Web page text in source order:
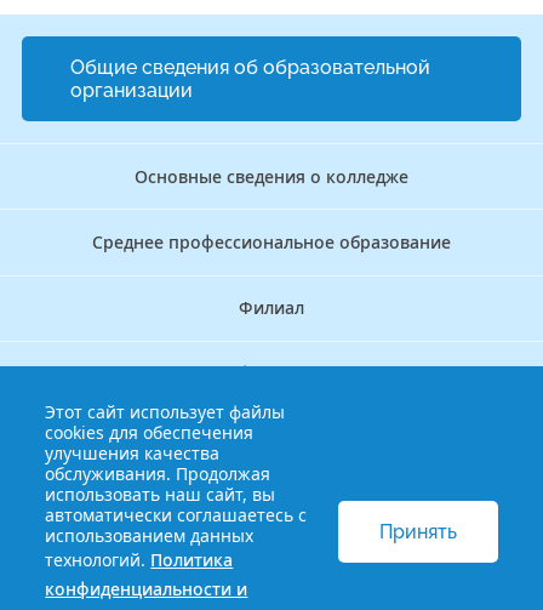
Общие сведения об образовательной
организации
Основные сведения о колледже
Среднее профессиональное образование
Филиал
Дополнительное профессиональное образование
Аккредитационно — симуляционный центр
Бережливый колледж
© 2013-2021 Краснодарский краевой базовый медицинский
Политика конфиденциальности и обработки
Этот сайт использует файлы
cookies для обеспечения
улучшения качества
обслуживания. Продолжая
использовать наш сайт, вы
автоматически соглашаетесь с
использованием данных
технологий. Политика
конфиденциальности и
Принять